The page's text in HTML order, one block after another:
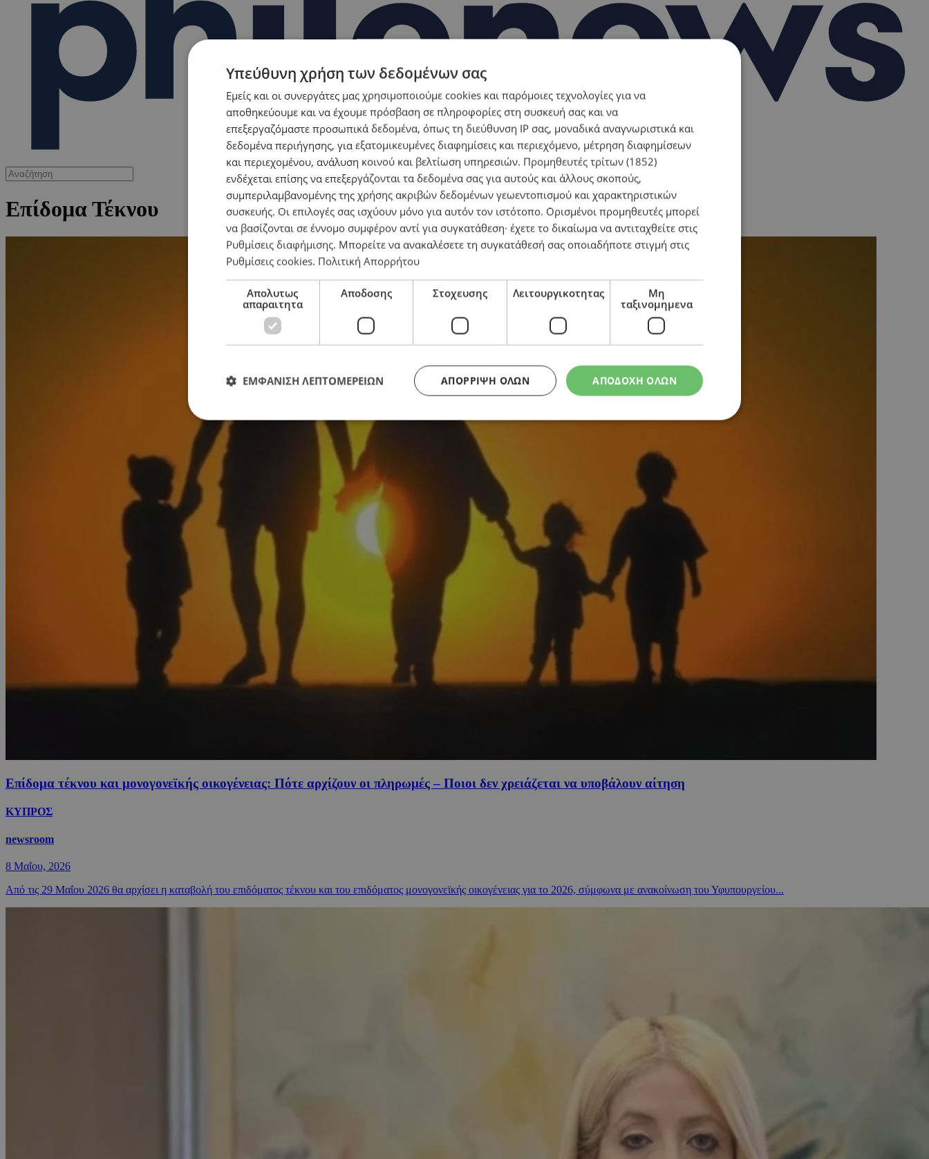
Επίδομα Τέκνου
Επίδομα τέκνου και μονογονεϊκής οικογένειας: Πότε αρχίζουν οι πληρωμές – Ποιοι δεν χρειάζεται να υποβάλουν αίτηση
ΚΥΠΡΟΣ
newsroom
8 Μαΐου, 2026
Από τις 29 Μαΐου 2026 θα αρχίσει η καταβολή του επιδόματος τέκνου και του επιδόματος μονογονεϊκής οικογένειας για το 2026, σύμφωνα με ανακοίνωση του Υφυπουργείου...
Υπεύθυνη χρήση των δεδομένων σας
Εμείς και οι συνεργάτες μας χρησιμοποιούμε cookies και παρόμοιες τεχνολογίες για να
αποθηκεύουμε και να έχουμε πρόσβαση σε πληροφορίες στη συσκευή σας και να
επεξεργαζόμαστε προσωπικά δεδομένα, όπως τη διεύθυνση IP σας, μοναδικά αναγνωριστικά και
δεδομένα περιήγησης, για εξατομικευμένες διαφημίσεις και περιεχόμενο, μέτρηση διαφημίσεων
και περιεχομένου, ανάλυση κοινού και βελτίωση υπηρεσιών. Προμηθευτές τρίτων (1852)
ενδέχεται επίσης να επεξεργάζονται τα δεδομένα σας για αυτούς και άλλους σκοπούς,
συμπεριλαμβανομένης της χρήσης ακριβών δεδομένων γεωεντοπισμού και χαρακτηριστικών
συσκευής. Οι επιλογές σας ισχύουν μόνο για αυτόν τον ιστότοπο. Ορισμένοι προμηθευτές μπορεί
να βασίζονται σε έννομο συμφέρον αντί για συγκατάθεση· έχετε το δικαίωμα να αντιταχθείτε στις
Ρυθμίσεις διαφήμισης. Μπορείτε να ανακαλέσετε τη συγκατάθεσή σας οποιαδήποτε στιγμή στις
Ρυθμίσεις cookies. Πολιτική Απορρήτου
Απολυτως
απαραιτητα
Αποδοσης Στοχευσης Λειτουργικοτητας
Μη
ταξινομημενα
ΑΠΟΔΟΧΗ ΟΛΩΝ
ΑΠΌΡΡΙΨΗ ΌΛΩΝ
ΕΜΦΑΝΙΣΗ ΛΕΠΤΟΜΕΡΕΙΩΝ